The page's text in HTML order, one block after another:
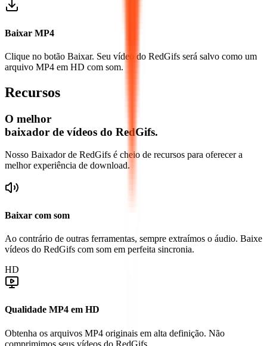
Baixar MP4
Clique no botão Baixar. Seu vídeo do RedGifs será salvo como um
arquivo MP4 em HD com som.
Recursos
O melhor
baixador de vídeos do RedGifs.
Nosso Baixador de RedGifs é cheio de recursos para oferecer a
melhor experiência de download.
Baixar com som
Ao contrário de outras ferramentas, sempre extraímos o áudio. Baixe
vídeos do RedGifs com som em perfeita sincronia.
HD
Qualidade MP4 em HD
Obtenha os arquivos MP4 originais em alta definição. Não
comprimimos seus vídeos do RedGifs.